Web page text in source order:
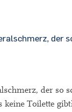
der
der
Toilette